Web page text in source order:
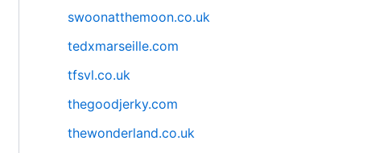
swoonatthemoon.co.uk
tedxmarseille.com
tfsvl.co.uk
thegoodjerky.com
thewonderland.co.uk